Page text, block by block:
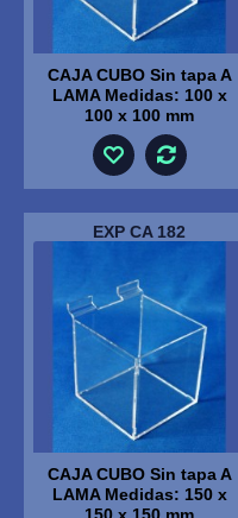
CAJA CUBO Sin tapa A
LAMA Medidas: 100 x
100 x 100 mm
EXP CA 182
CAJA CUBO Sin tapa A
LAMA Medidas: 150 x